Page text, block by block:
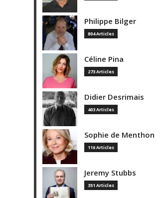
Philippe Bilger
804 Articles
Céline Pina
273 Articles
Didier Desrimais
403 Articles
Sophie de Menthon
116 Articles
Jeremy Stubbs
351 Articles